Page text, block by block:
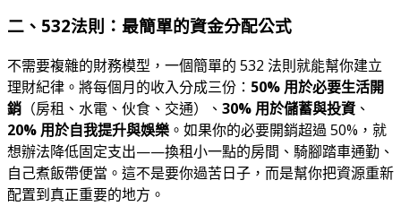
二、532法則：最簡單的資金分配公式
不需要複雜的財務模型，一個簡單的 532 法則就能幫你建立
理財紀律。將每個月的收入分成三份： 50% 用於必要生活開
銷 （房租、水電、伙食、交通）、 30% 用於儲蓄與投資、
20% 用於自我提升與娛樂 。如果你的必要開銷超過 50%，就
想辦法降低固定支出——換租小一點的房間、騎腳踏車通勤、
自己煮飯帶便當。這不是要你過苦日子，而是幫你把資源重新
配置到真正重要的地方。